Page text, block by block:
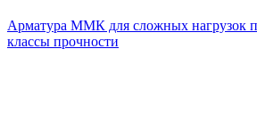
Арматура ММК для сложных нагрузок
классы прочности